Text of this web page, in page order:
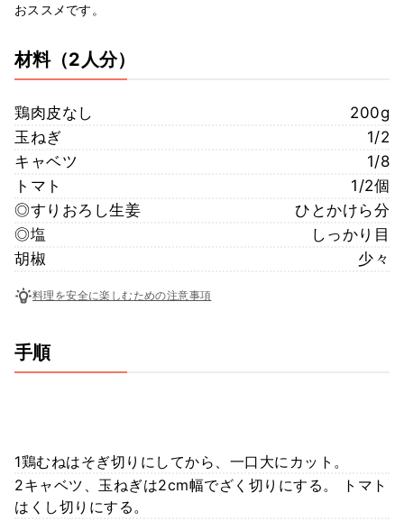
おススメです。
材料（2人分）
鶏肉皮なし
200g
玉ねぎ
1/2
キャベツ
1/8
トマト
1/2個
◎すりおろし生姜
ひとかけら分
◎塩
しっかり目
胡椒
少々
料理を安全に楽しむための注意事項
手順
1鶏むねはそぎ切りにしてから、一口大にカット。
2キャベツ、玉ねぎは2cm幅でざく切りにする。 トマト
はくし切りにする。